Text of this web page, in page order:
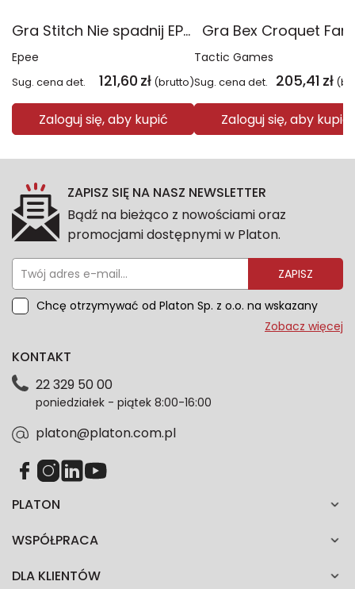
Gra Stitch Nie spadnij EP60443
Epee
Sug. cena det. 121,60 zł (brutto)
Zaloguj się, aby kupić
Gra Bex Croquet
Tactic Games
Sug. cena det. 205,41 zł
Zaloguj się, aby kupić
ZAPISZ SIĘ NA NASZ NEWSLETTER
Bądź na bieżąco z nowościami oraz
promocjami dostępnymi w Platon.
ZAPISZ
Chcę otrzymywać od Platon Sp. z o.o. na wskazany
przeze mnie adres e-mail informacje marketingowe
dotyczące danych osobowych znajdziesz w naszej
każdym czasie. Wycofanie zgody nie wpłynie na
zgodność z prawem przetwarzania dokonanego przed
Zobacz więcej
PLATON
WSPÓŁPRACA
DLA KLIENTÓW
KONTAKT
22 329 50 00
poniedziałek - piątek 8:00-16:00
platon@platon.com.pl